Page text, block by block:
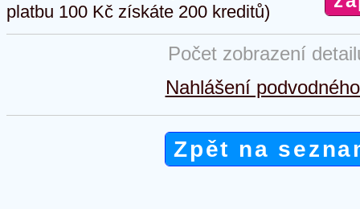
platbu 100 Kč získáte 200 kreditů)
Počet zobrazení
Nahlášení
Zpět na